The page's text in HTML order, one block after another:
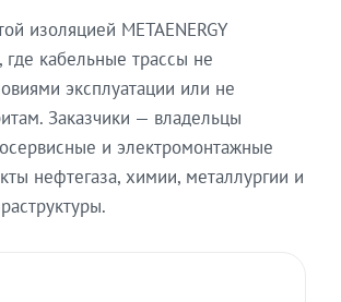
изоляцией METAENERGY
где кабельные трассы не
эксплуатации или не
Заказчики — владельцы
и электромонтажные
нефтегаза, химии, металлургии и